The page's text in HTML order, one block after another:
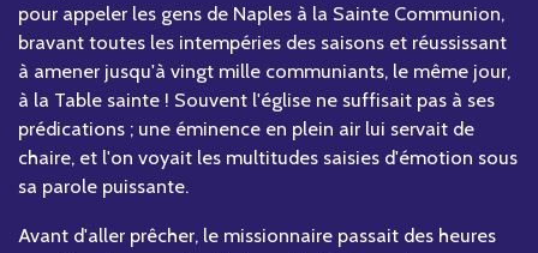
pour appeler les gens de Naples à la Sainte Communion,
bravant toutes les intempéries des saisons et réussissant
à amener jusqu'à vingt mille communiants, le même jour,
à la Table sainte ! Souvent l'église ne suffisait pas à ses
prédications ; une éminence en plein air lui servait de
chaire, et l'on voyait les multitudes saisies d'émotion sous
sa parole puissante.
Avant d'aller prêcher, le missionnaire passait des heures